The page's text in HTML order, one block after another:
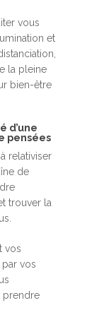
vous
et
la pleine
bien-être
d’une
pensées
relativiser
de
trouver la
vos
vos
prendre